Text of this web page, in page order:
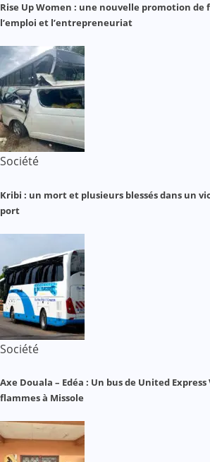
Rise Up Women : une nouvelle promotion
l’emploi et l’entrepreneuriat
Société
Kribi : un mort et plusieurs blessés dans un
port
Société
Axe Douala – Edéa : Un bus de United Express
flammes à Missole